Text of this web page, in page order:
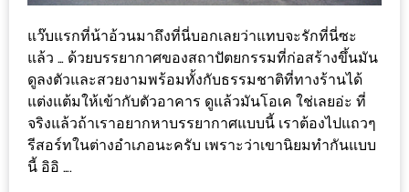
ฟิน
กิน
เพลิน
HFG
E-
แว๊บแรกที่น้าอ้วนมาถึงที่นี่บอกเลยว่าแทบจะรักที่นี่ซะ
แล้ว … ด้วยบรรยากาศของสถาปัตยกรรมที่ก่อสร้างขึ้นมัน
ดูลงตัวและสวยงามพร้อมทั้งกับธรรมชาติที่ทางร้านได้
แต่งแต้มให้เข้ากับตัวอาคาร ดูแล้วมันโอเค ใช่เลยอ่ะ ที่
จริงแล้วถ้าเราอยากหาบรรยากาศแบบนี้ เราต้องไปแถวๆ
รีสอร์ทในต่างอำเภอนะครับ เพราะว่าเขานิยมทำกันแบบ
นี้ อิอิ ….